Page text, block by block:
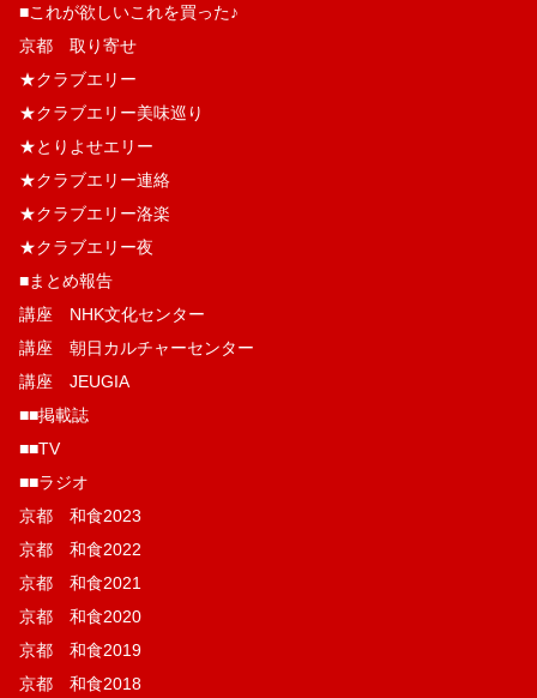
■これが欲しいこれを買った♪
京都 取り寄せ
★クラブエリー
★クラブエリー美味巡り
★とりよせエリー
★クラブエリー連絡
★クラブエリー洛楽
★クラブエリー夜
■まとめ報告
講座 NHK文化センター
講座 朝日カルチャーセンター
講座 JEUGIA
■■掲載誌
■■TV
■■ラジオ
京都 和食2023
京都 和食2022
京都 和食2021
京都 和食2020
京都 和食2019
京都 和食2018